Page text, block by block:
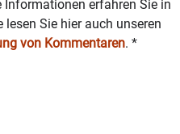
Informationen erfahren Sie in
lesen Sie hier auch unseren
von Kommentaren. *